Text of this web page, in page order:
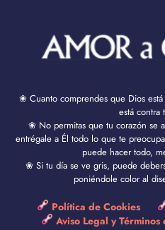
❀ Cuanto comprendes que Dios
está contra
❀ No permitas que tu corazón se
entrégale a Él todo lo que te
puede hacer todo,
❀ Si tu día se ve gris, puede
poniéndole color al
Política de Cookies
Aviso Legal y Términos